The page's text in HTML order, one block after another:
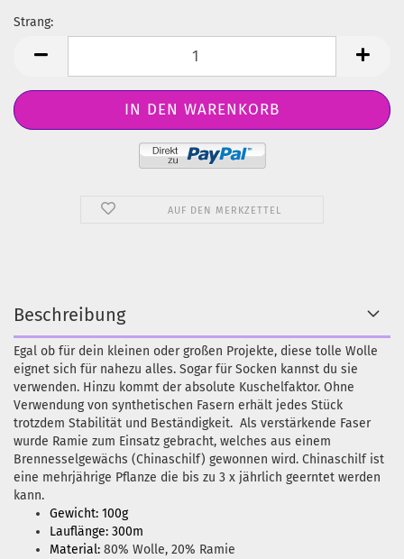
Strang:
AUF DEN MERKZETTEL
Beschreibung
Egal ob für dein kleinen oder großen Projekte, diese tolle Wolle
eignet sich für nahezu alles. Sogar für Socken kannst du sie
verwenden. Hinzu kommt der absolute Kuschelfaktor. Ohne
Verwendung von synthetischen Fasern erhält jedes Stück
trotzdem Stabilität und Beständigkeit. Als verstärkende Faser
wurde Ramie zum Einsatz gebracht, welches aus einem
Brennesselgewächs (Chinaschilf) gewonnen wird. Chinaschilf ist
eine mehrjährige Pflanze die bis zu 3 x jährlich geerntet werden
kann.
Gewicht: 100g
Lauflänge: 300m
Material: 80% Wolle, 20% Ramie